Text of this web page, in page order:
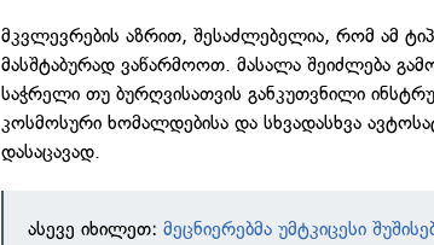
მკვლევრების აზრით, შესაძლებელია, რომ ამ
მასშტაბურად ვაწარმოოთ. მასალა შეიძლება
საჭრელი თუ ბურღვისათვის განკუთვნილი
კოსმოსური ხომალდებისა და სხვადასხვა
დასაცავად.
ასევე იხილეთ:მეცნიერებმა უმტკიცესი